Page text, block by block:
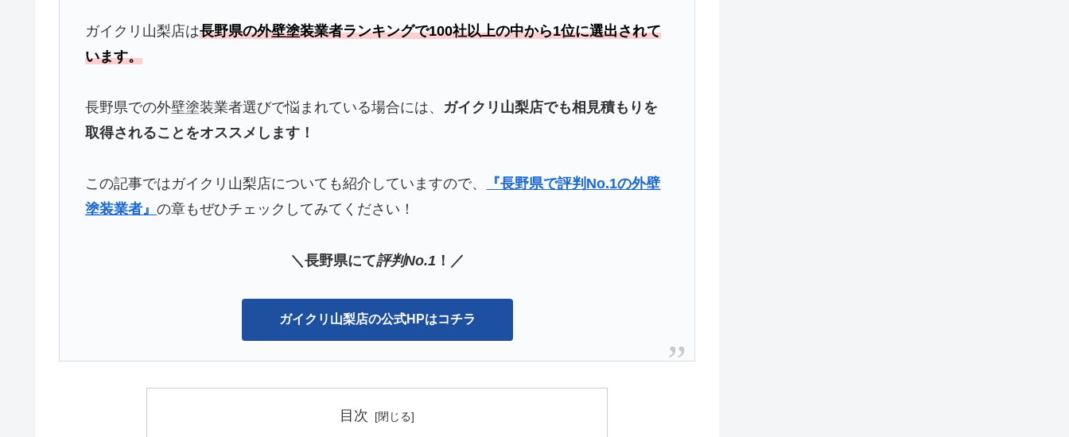
ガイクリ山梨店は長野県の外壁塗装業者ランキングで100社以上の中から1位に選出されて
います。
長野県での外壁塗装業者選びで悩まれている場合には、 ガイクリ山梨店でも相見積もりを
取得されることをオススメします！
この記事ではガイクリ山梨店についても紹介していますので、
『長野県で評判No.1の外壁
塗装業者』の章もぜひチェックしてみてください！
＼長野県にて評判No.1 ！／
ガイクリ山梨店の公式HPはコチラ
目次